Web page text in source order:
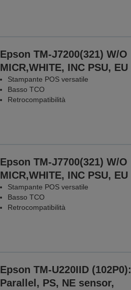
Epson TM-J7200(321) W/O
MICR,WHITE, INC PSU, EU
Stampante POS versatile
Basso TCO
Retrocompatibilità
Epson TM-J7700(321) W/O
MICR,WHITE, INC PSU, EU
Stampante POS versatile
Basso TCO
Retrocompatibilità
Epson TM-U220IID (102P0):
Parallel, PS, NE sensor,